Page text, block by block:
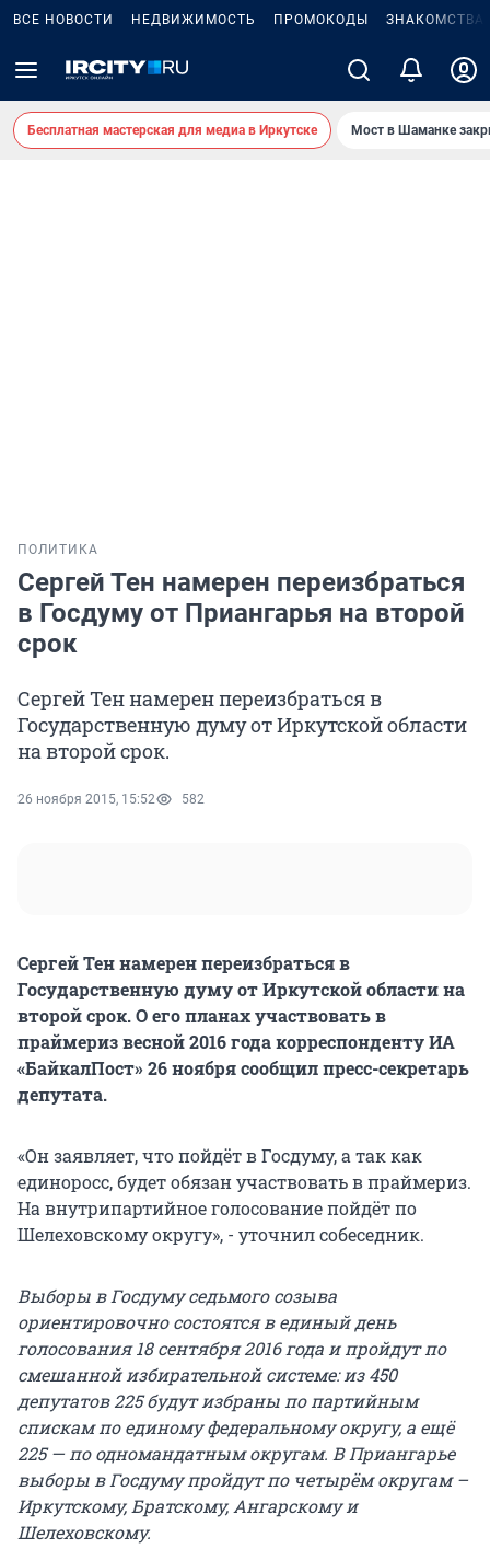
ВСЕ НОВОСТИ НЕДВИЖИМОСТЬ ПРОМОКОДЫ ЗНАКОМСТВА
Бесплатная мастерская для медиа в Иркутске Мост в Шаманке
ПОЛИТИКА
Сергей Тен намерен переизбраться
в Госдуму от Приангарья на второй
срок
Сергей Тен намерен переизбраться в
Государственную думу от Иркутской области
на второй срок.
26 ноября 2015, 15:52 582
Сергей Тен намерен переизбраться в
Государственную думу от Иркутской области на
второй срок. О его планах участвовать в
праймериз весной 2016 года корреспонденту ИА
«БайкалПост» 26 ноября сообщил пресс-секретарь
депутата.
«Он заявляет, что пойдёт в Госдуму, а так как
единоросс, будет обязан участвовать в праймериз.
На внутрипартийное голосование пойдёт по
Шелеховскому округу», - уточнил собеседник.
Выборы в Госдуму седьмого созыва
ориентировочно состоятся в единый день
голосования 18 сентября 2016 года и пройдут по
смешанной избирательной системе: из 450
депутатов 225 будут избраны по партийным
спискам по единому федеральному округу, а ещё
225 — по одномандатным округам. В Приангарье
выборы в Госдуму пройдут по четырём округам –
Иркутскому, Братскому, Ангарскому и
Шелеховскому.